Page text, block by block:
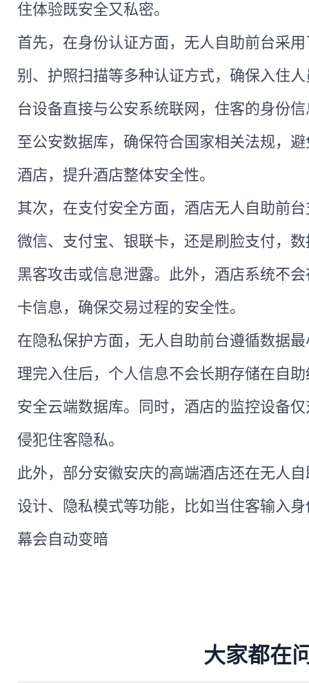
住体验既安全又私密。
首先，在身份认证方面，无人自助前台采
别、护照扫描等多种认证方式，确保入住
台设备直接与公安系统联网，住客的身份
至公安数据库，确保符合国家相关法规，
酒店，提升酒店整体安全性。
其次，在支付安全方面，酒店无人自助前
微信、支付宝、银联卡，还是刷脸支付，
黑客攻击或信息泄露。此外，酒店系统不
卡信息，确保交易过程的安全性。
在隐私保护方面，无人自助前台遵循数据
理完入住后，个人信息不会长期存储在自
安全云端数据库。同时，酒店的监控设备
侵犯住客隐私。
此外，部分安徽安庆的高端酒店还在无人
设计、隐私模式等功能，比如当住客输入
幕会自动变暗
大家都在